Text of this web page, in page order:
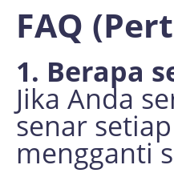
FAQ
1. Berapa
Jika Anda
senar
mengganti